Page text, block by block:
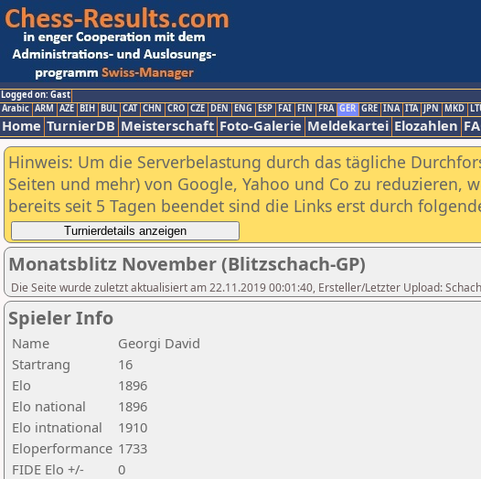
Logged on: Gast
Arabic ARM AZE BIH BUL CAT CHN CRO CZE DEN ENG ESP FAI FIN FRA GER GRE INA ITA JPN MKD
Home TurnierDB Meisterschaft Foto-Galerie Meldekartei Elozahlen
Hinweis: Um die Serverbelastung durch das tägliche
Seiten und mehr) von Google, Yahoo und Co zu reduzieren,
bereits seit 5 Tagen beendet sind die Links erst durch
Monatsblitz November (Blitzschach-GP)
Die Seite wurde zuletzt aktualisiert am 22.11.2019 00:01:40, Ersteller/Letzter Upload:
Spieler Info
Name
Georgi David
Startrang
16
Elo
1896
Elo national
1896
Elo intnational
1910
Eloperformance 1733
FIDE Elo +/-
0